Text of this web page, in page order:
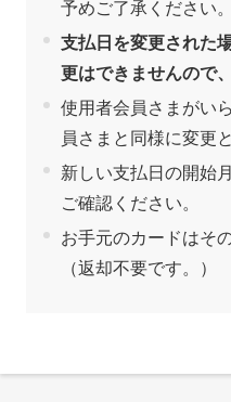
予めご了承ください。
支払日を変更された
更はできませんので
使用者会員さまがい
員さまと同様に変更
新しい支払日の開始
ご確認ください。
お手元のカードはそ
（返却不要です。）